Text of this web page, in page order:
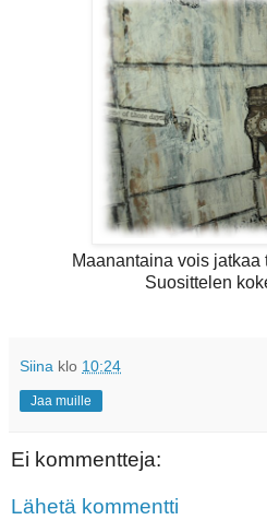
Maanantaina vois jatkaa
Suosittelen
Siina klo 10:24
Jaa muille
Ei kommentteja:
Lähetä kommentti